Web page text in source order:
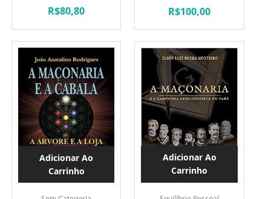
R$80,80 R$100,00
Adicionar Ao
Carrinho
Adicionar Ao
Carrinho